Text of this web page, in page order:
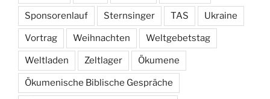
Sponsorenlauf Sternsinger TAS Ukraine
Vortrag Weihnachten Weltgebetstag
Weltladen Zeltlager Ökumene
Ökumenische Biblische Gespräche